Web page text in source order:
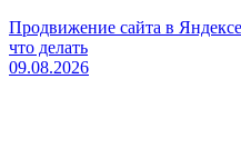
Продвижение сайта в
что делать
09.08.2026